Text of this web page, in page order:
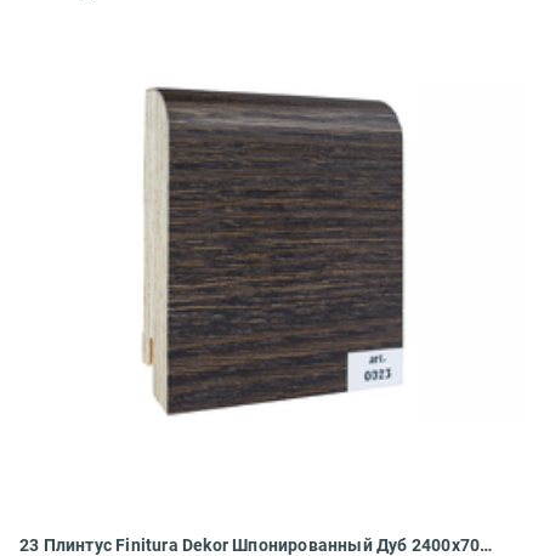
23 Плинтус Finitura Dekor Шпонированный Дуб 2400x70x15